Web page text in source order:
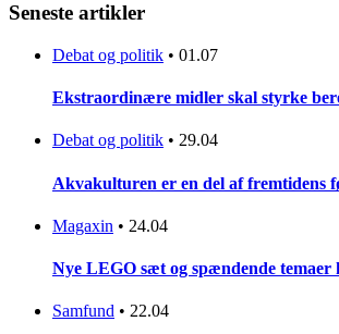
Seneste artikler
Debat og politik • 01.07
Ekstraordinære midler skal styrke
Debat og politik • 29.04
Akvakulturen er en del af fremtidens
Magaxin • 24.04
Nye LEGO sæt og spændende temaer
Samfund • 22.04